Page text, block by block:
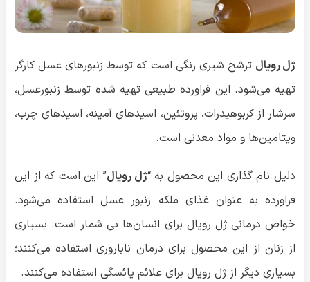
ژل رویال ترشح شیری رنگی است که توسط زنبورهای عسل کارگر
تهیه می‌شود. این فراورده طبیعی تهیه شده توسط زنبورعسل،
سرشار از کربوهیدرات، پروتئین، اسیدهای آمینه، اسیدهای چرب،
ویتامین‌ها و مواد معدنی است.
دلیل نام گذاری این محصول به “ژل رویال” این است که از این
فراورده به عنوان غذای ملکه زنبور عسل استفاده می‌شود.
خواص درمانی ژل رویال برای انسان‌ها بی شمار است. بسیاری
از زنان از این محصول برای درمان ناباروری استفاده می‌کنند؛
بسیاری دیگر از ژل رویال برای علائم یائسگی استفاده می‌کنند.